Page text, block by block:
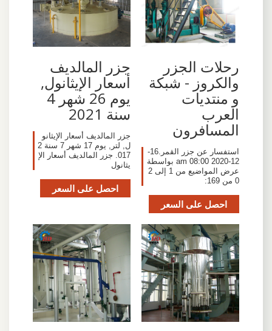
رحلات الجزر
والكروز - شبكة
و منتديات
العرب
المسافرون
استفسار عن جزر القمر.16-
12-2020 08:00 am بواسطة
عرض المواضيع من 1 إلى 2
0 من 169:
احصل على السعر
جزر المالديف
أسعار الإيثانول,
يوم 26 شهر 4
سنة 2021
جزر المالديف أسعار الإيثانو
ل, لتر, يوم 17 شهر 7 سنة 2
017. جزر المالديف أسعار الإ
يثانول
احصل على السعر